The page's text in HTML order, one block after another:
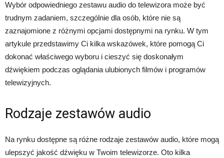
Wybór odpowiedniego zestawu audio do telewizora może być
trudnym zadaniem, szczególnie dla osób, które nie są
zaznajomione z różnymi opcjami dostępnymi na rynku. W tym
artykule przedstawimy Ci kilka wskazówek, które pomogą Ci
dokonać właściwego wyboru i cieszyć się doskonałym
dźwiękiem podczas oglądania ulubionych filmów i programów
telewizyjnych.
Rodzaje zestawów audio
Na rynku dostępne są różne rodzaje zestawów audio, które mogą
ulepszyć jakość dźwięku w Twoim telewizorze. Oto kilka